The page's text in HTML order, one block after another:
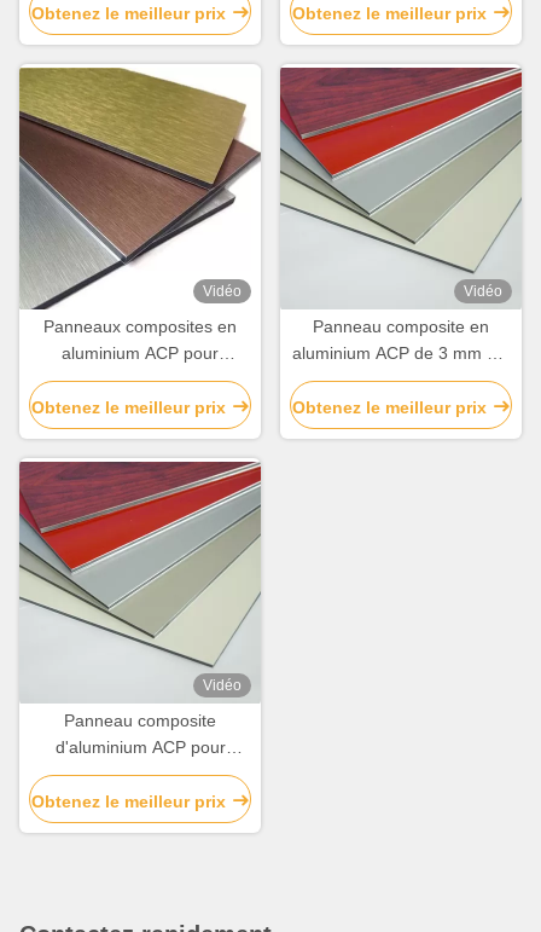
garantie
Obtenez le meilleur prix
Conception écologique /
légère
Obtenez le meilleur prix
Vidéo
Panneaux composites en
aluminium ACP pour
rénovation ou décoration de
murs de magasins
Obtenez le meilleur prix
Vidéo
Panneau composite en
aluminium ACP de 3 mm à 6
mm pour revêtement de
murs / décoration de
bâtiments
Obtenez le meilleur prix
Vidéo
Panneau composite
d'aluminium ACP pour
revêtement extérieur /
intérieur / décoration
Obtenez le meilleur prix